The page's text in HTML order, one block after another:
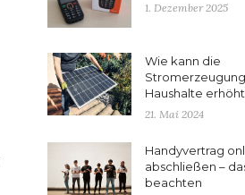
1. Dezember 2025
Wie kann die
Haushalte
21. Mai 2024
Handyvertrag
abschließen –
beachten